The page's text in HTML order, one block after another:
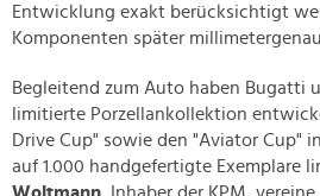
Entwicklung exakt berücksichtigt
Komponenten später
Begleitend zum Auto haben Bugatti
limitierte Porzellankollektion
Drive Cup" sowie den "Aviator Cup"
auf 1.000 handgefertigte Exemplare
Woltmann, Inhaber der KPM,